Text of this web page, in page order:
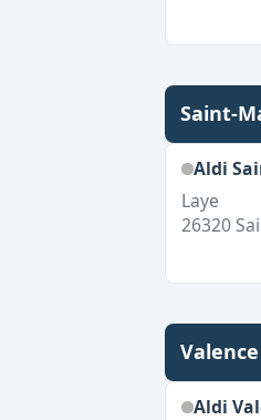
Saint-
Aldi
Laye
26320
Valence
Aldi